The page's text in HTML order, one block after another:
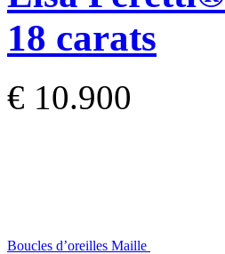
18 carats
€ 10.900
Boucles d’oreilles Maille